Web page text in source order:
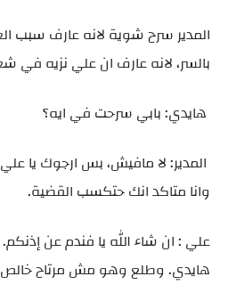
المدير سرح شوية لانه عارف سبب
بالسر، لانه عارف ان علي نزيه في
هايدي: بابي سرحت في ايه؟
المدير: لا مافيش، بس ارجوك يا
وانا متاكد انك حتكسب القضية.
علي : ان شاء الله يا فندم عن
هايدي. وطلع وهو مش مرتاح